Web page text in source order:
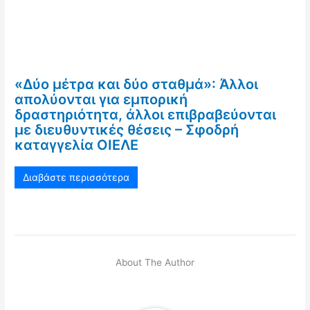
«Δύο μέτρα και δύο σταθμά»: Άλλοι
απολύονται για εμπορική
δραστηριότητα, άλλοι επιβραβεύονται
με διευθυντικές θέσεις – Σφοδρή
καταγγελία ΟΙΕΛΕ
Διαβάστε περισσότερα
About The Author